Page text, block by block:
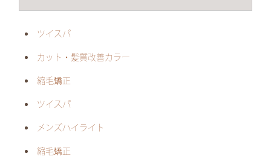
ツイスパ
カット・髪質改善カラー
縮毛矯正
ツイスパ
メンズハイライト
縮毛矯正